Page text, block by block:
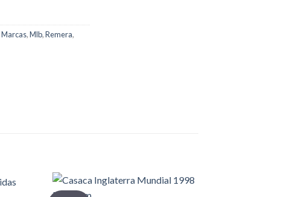
Marcas,Mlb,Remera,